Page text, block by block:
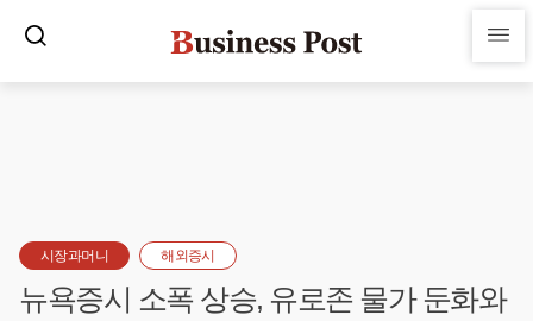
시장과머니 해외증시
뉴욕증시 소폭 상승, 유로존 물가 둔화와